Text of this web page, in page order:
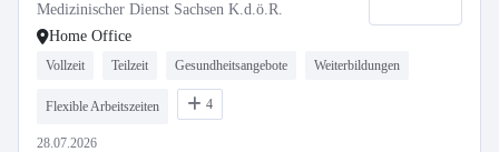
Medizinischer Dienst Sachsen K.d.ö.R.
Home Office
Vollzeit Teilzeit Gesundheitsangebote Weiterbildungen
Flexible Arbeitszeiten 4
28.07.2026